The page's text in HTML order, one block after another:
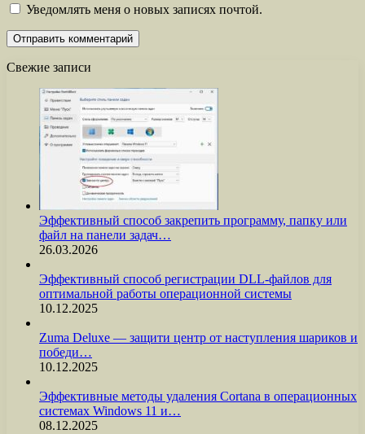
Уведомлять меня о новых записях почтой.
Свежие записи
Эффективный способ закрепить программу, папку или
файл на панели задач…
26.03.2026
Эффективный способ регистрации DLL-файлов для
оптимальной работы операционной системы
10.12.2025
Zuma Deluxe — защити центр от наступления шариков и
победи…
10.12.2025
Эффективные методы удаления Cortana в операционных
системах Windows 11 и…
08.12.2025